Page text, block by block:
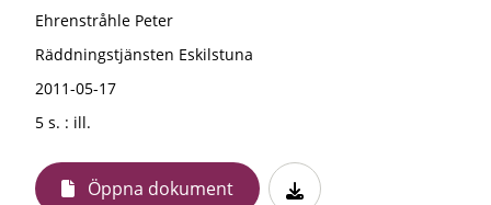
Ehrenstråhle Peter
Räddningstjänsten Eskilstuna
2011-05-17
5 s. : ill.
Öppna dokument